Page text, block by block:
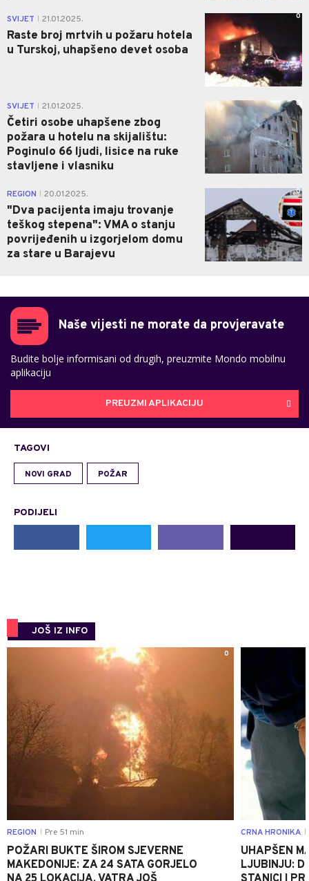
SVIJET 21.01.2025.
Raste broj mrtvih u požaru hotela
u Turskoj, uhapšeno devet osoba
0
SVIJET 21.01.2025.
Četiri osobe uhapšene zbog
požara u hotelu na skijalištu:
Poginulo 66 ljudi, lisice na ruke
stavljene i vlasniku
0
REGION 20.01.2025.
"Dva pacijenta imaju trovanje
teškog stepena": VMA o stanju
povrijeđenih u izgorjelom domu
za stare u Barajevu
0
Naše vijesti ne morate da provjeravate
Budite bolje informisani od drugih, preuzmite Mondo mobilnu
aplikaciju
PREUZMI APLIKACIJU
TAGOVI
NOVI GRAD POŽAR
PODIJELI
JOŠ IZ INFO
0
REGION Pre 51 min
POŽARI BUKTE ŠIROM SJEVERNE
MAKEDONIJE: ZA 24 SATA GORJELO
CRNA HRONIKA
UHAPŠEN
LJUBINJU: